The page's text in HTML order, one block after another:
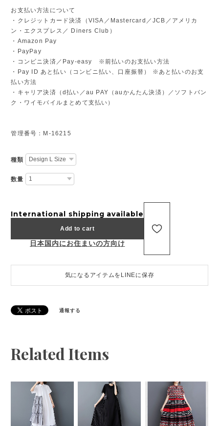
お支払い方法について
・クレジットカード決済（VISA／Mastercard／JCB／アメリカ
ン・エクスプレス／ Diners Club）
・Amazon Pay
・PayPay
・コンビニ決済／Pay-easy ※前払いのお支払い方法
・Pay ID あと払い（コンビニ払い、口座振替） ※あと払いのお支
払い方法
・キャリア決済（d払い／au PAY（auかんたん決済）／ソフトバン
ク・ワイモバイルまとめて支払い）
管理番号：M-16215
種類
数量
International shipping available
Add to cart
日本国内にお住まいの方向け
気になるアイテムをLINEに保存
通報する
Related Items